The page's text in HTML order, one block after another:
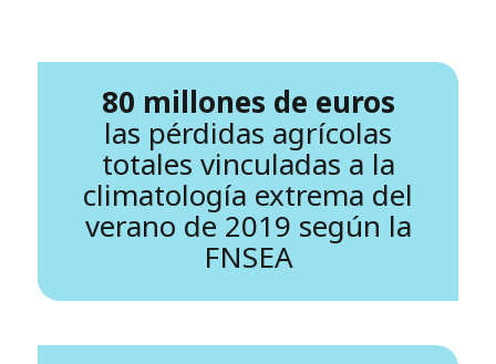
80 millones de euros
las pérdidas agrícolas
totales vinculadas a la
climatología extrema del
verano de 2019 según la
FNSEA